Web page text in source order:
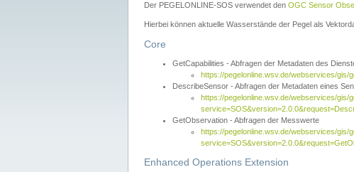
Der PEGELONLINE-SOS verwendet den OGC Sensor
Hierbei können aktuelle Wasserstände der Pegel als
Core
GetCapabilities - Abfragen der Metadaten des
https://pegelonline.wsv.de/webservices/gis/
DescribeSensor - Abfragen der Metadaten eines
https://pegelonline.wsv.de/webservices/gis/
GetObservation - Abfragen der Messwerte
https://pegelonline.wsv.de/webservices/gis/
Enhanced Operations Extension